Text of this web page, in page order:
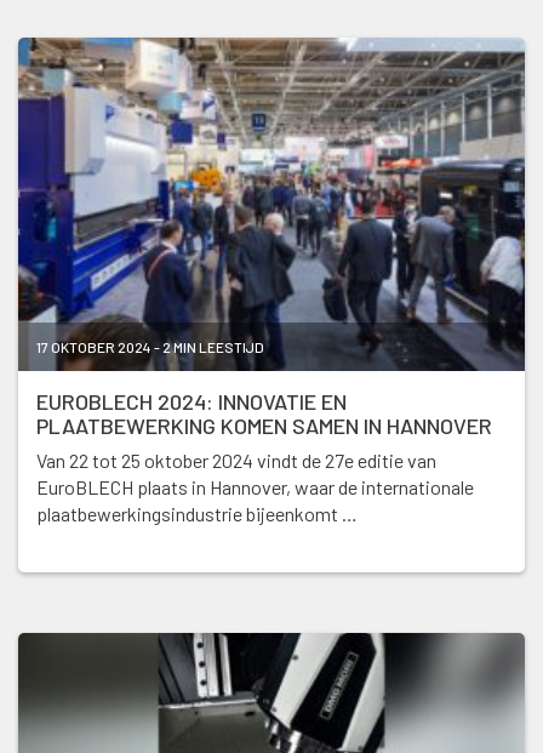
17 OKTOBER 2024 - 2 MIN LEESTIJD
EUROBLECH 2024: INNOVATIE EN
PLAATBEWERKING KOMEN SAMEN IN HANNOVER
Van 22 tot 25 oktober 2024 vindt de 27e editie van
EuroBLECH plaats in Hannover, waar de internationale
plaatbewerkingsindustrie bijeenkomt …